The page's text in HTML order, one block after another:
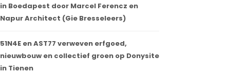
in Boedapest door Marcel Ferencz en
Napur Architect (Gie Bresseleers)
51N4E en AST77 verweven erfgoed,
nieuwbouw en collectief groen op Donysite
in Tienen